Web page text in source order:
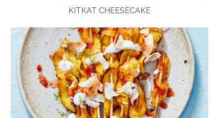
KITKAT CHEESECAKE